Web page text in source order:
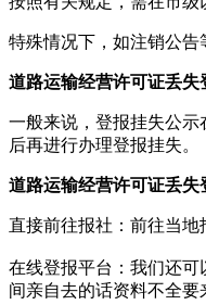
特殊情况下，如注销公告
道路运输经营许可证丢失
一般来说，登报挂失公
后再进行办理登报挂失。
道路运输经营许可证丢失
直接前往报社‌：‌前往当地
在线登报平台‌：‌我们还
间亲自去的话资料不全